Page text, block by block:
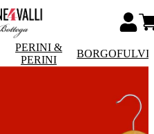
PERINI &
PERINI